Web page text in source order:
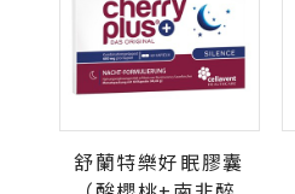
舒蘭特樂好眠膠囊